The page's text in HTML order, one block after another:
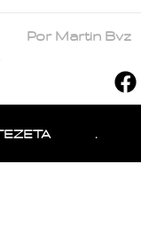
Por Martin Bvz